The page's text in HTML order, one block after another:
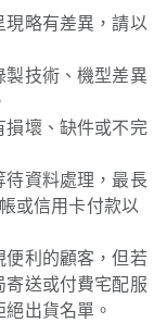
現略有差異，請以
製技術、機型差異
損壞、缺件或不完
待資料處理，最長
或信用卡付款以
便利的顧客，但若
送或付費宅配服
出貨名單。